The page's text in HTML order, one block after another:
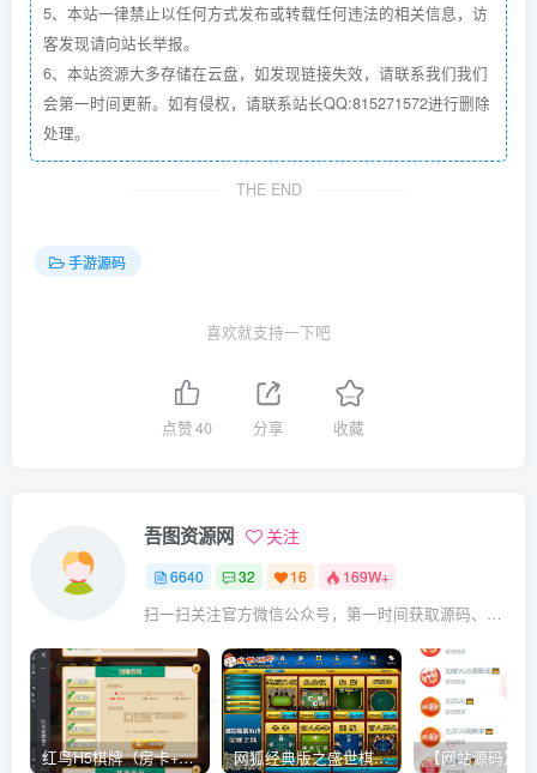
5、本站一律禁止以任何方式发布或转载任何违法的相关信息，访
客发现请向站长举报。
6、本站资源大多存储在云盘，如发现链接失效，请联系我们我们
会第一时间更新。如有侵权，请联系站长QQ:815271572进行删除
处理。
THE END
手游源码
喜欢就支持一下吧
点赞40 分享 收藏
吾图资源网 关注
6640 32 16 169W+
扫一扫关注官方微信公众号，第一时间获取源码、网赚项目资源教程，自媒体等知识干货，让互联网创业赚钱更简单。
红鸟H5棋牌（房卡+金币）全套双模式游戏源码 网狐经典版之盛世棋牌完整游戏源码（包含文档、架设教程、网站、源代码等）